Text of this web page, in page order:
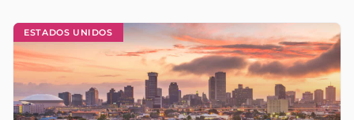
ESTADOS UNIDOS